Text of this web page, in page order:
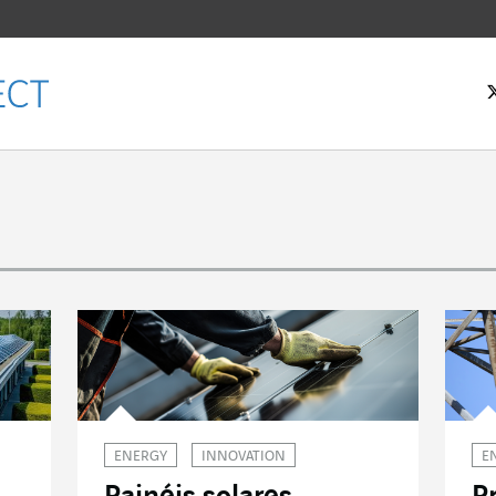
ENERGY INNOVATION